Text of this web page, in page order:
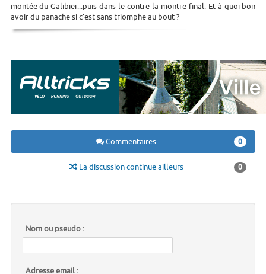
montée du Galibier...puis dans le contre la montre final. Et à quoi bon
avoir du panache si c'est sans triomphe au bout ?
Commentaires 0
La discussion continue ailleurs 0
Nom ou pseudo :
Adresse email :